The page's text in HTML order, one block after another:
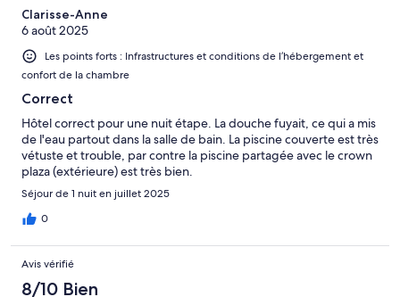
Clarisse-Anne
6 août 2025
Les points forts : Infrastructures et conditions de l’hébergement et
confort de la chambre
Correct
Hôtel correct pour une nuit étape. La douche fuyait, ce qui a mis
de l'eau partout dans la salle de bain. La piscine couverte est très
vétuste et trouble, par contre la piscine partagée avec le crown
plaza (extérieure) est très bien.
Séjour de 1 nuit en juillet 2025
0
Avis vérifié
8/10 Bien